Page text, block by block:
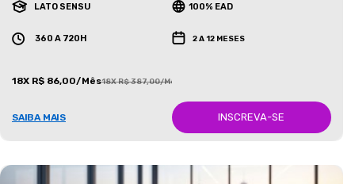
LATO SENSU 100% EAD
360 A 720H 2 A 12 MESES
18X R$ 86,00/Mês18X R$ 387,00/Mês
SAIBA MAIS INSCREVA-SE